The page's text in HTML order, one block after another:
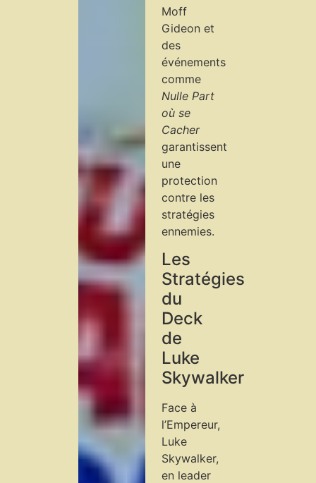
Moff
Gideon et
des
événements
comme
Nulle Part
où se
Cacher
garantissent
une
protection
contre les
stratégies
ennemies.
Les
Stratégies
du
Deck
de
Luke
Skywalker
Face à
l’Empereur,
Luke
Skywalker,
en leader